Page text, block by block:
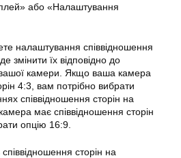
або «Налаштування
налаштування співвідношення
змінити їх відповідно до
вашої камери. Якщо ваша камера
4:3, вам потрібно вибрати
співвідношення сторін на
має співвідношення сторін
опцію 16:9.
сторін на